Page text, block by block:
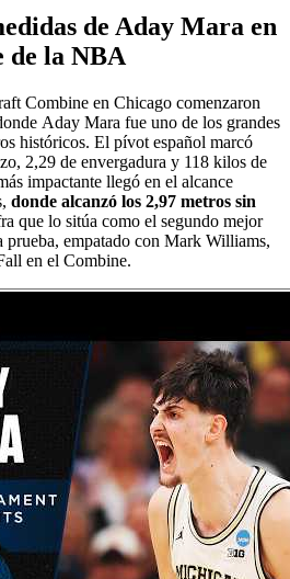
de Aday Mara en
de la NBA
Combine en Chicago comenzaron
Aday Mara fue uno de los grandes
históricos. El pívot español marcó
2,29 de envergadura y 118 kilos de
impactante llegó en el alcance
donde alcanzó los 2,97 metros sin
que lo sitúa como el segundo mejor
prueba, empatado con Mark Williams,
en el Combine.